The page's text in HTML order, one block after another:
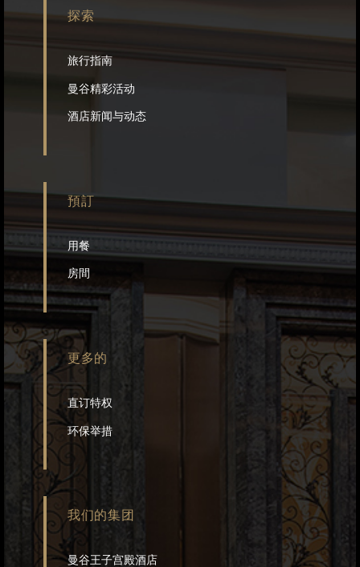
探索
旅行指南
曼谷精彩活动
酒店新闻与动态
預訂
用餐
房間
更多的
直订特权
环保举措
我们的集团
曼谷王子宫殿酒店